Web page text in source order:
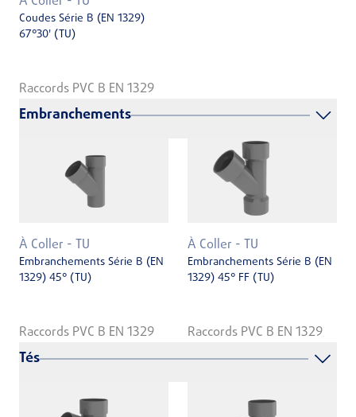
Coudes Série B (EN 1329)
67°30' (TU)
Raccords PVC B EN 1329
Embranchements
À Coller - TU
Embranchements Série B (EN
1329) 45° (TU)
Raccords PVC B EN 1329
À Coller - TU
Embranchements Série B (EN
1329) 45° FF (TU)
Raccords PVC B EN 1329
Tés